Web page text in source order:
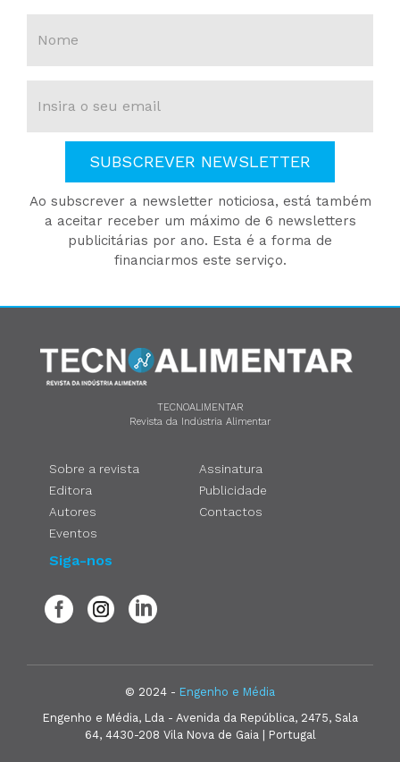
SUBSCREVER NEWSLETTER
Ao subscrever a newsletter noticiosa, está também
a aceitar receber um máximo de 6 newsletters
publicitárias por ano. Esta é a forma de
financiarmos este serviço.
TECNOALIMENTAR
Revista da Indústria Alimentar
Sobre a revista
Editora
Autores
Eventos
Assinatura
Publicidade
Contactos
Siga-nos
© 2024 - Engenho e Média
Engenho e Média, Lda - Avenida da República, 2475, Sala
64, 4430-208 Vila Nova de Gaia | Portugal